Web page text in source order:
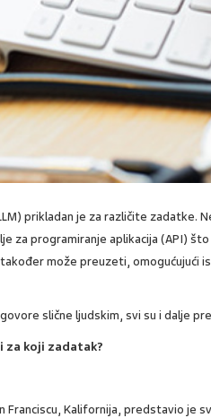
prikladan je za različite zadatke.
za programiranje aplikacija (API)
može preuzeti, omogućujući
slične ljudskim, svi su i dalje
za koji zadatak?
Franciscu, Kalifornija, predstavio je